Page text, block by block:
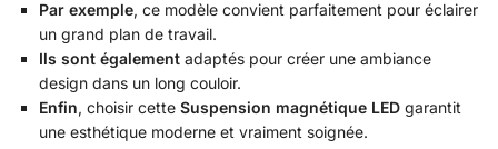
Par exemple, ce modèle convient parfaitement pour éclairer
un grand plan de travail.
Ils sont également adaptés pour créer une ambiance
design dans un long couloir.
Enfin, choisir cette Suspension magnétique LED garantit
une esthétique moderne et vraiment soignée.